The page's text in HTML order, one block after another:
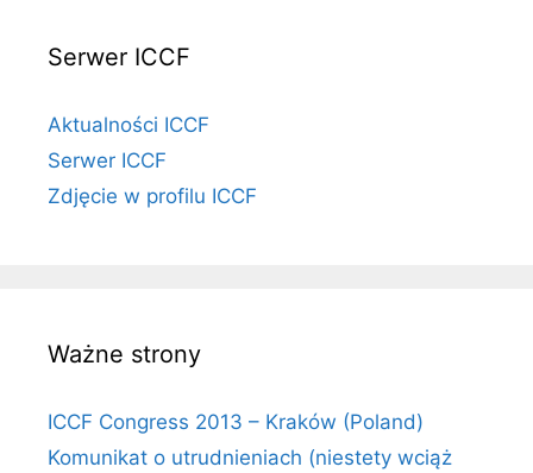
Serwer ICCF
Aktualności ICCF
Serwer ICCF
Zdjęcie w profilu ICCF
Ważne strony
ICCF Congress 2013 – Kraków (Poland)
Komunikat o utrudnieniach (niestety wciąż